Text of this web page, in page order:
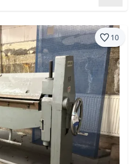
10